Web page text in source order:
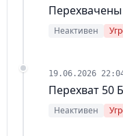
Неактивен
19.06.2026
Перехват 50
Неактивен